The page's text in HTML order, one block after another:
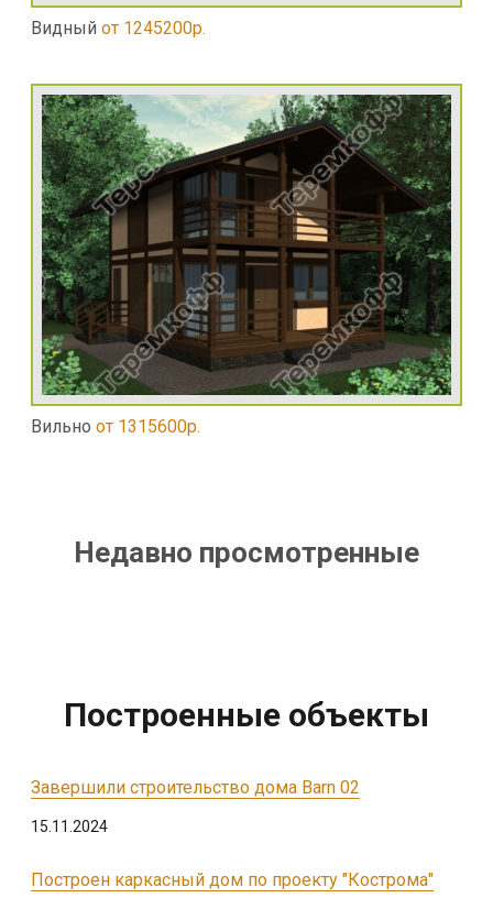
Видный от 1245200р.
Вильно от 1315600р.
Недавно просмотренные
Построенные объекты
Завершили строительство дома Barn 02
15.11.2024
Построен каркасный дом по проекту "Кострома"